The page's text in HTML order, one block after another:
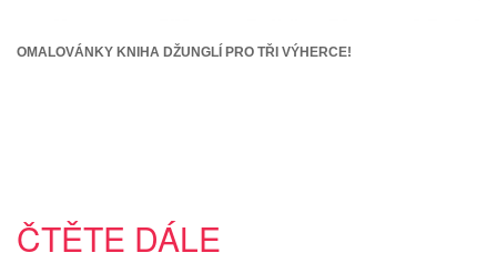
OMALOVÁNKY KNIHA DŽUNGLÍ PRO TŘI VÝHERCE!
ČTĚTE DÁLE